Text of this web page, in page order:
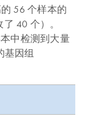
56 个样本的
40 个）。
本中检测到大量
基因组